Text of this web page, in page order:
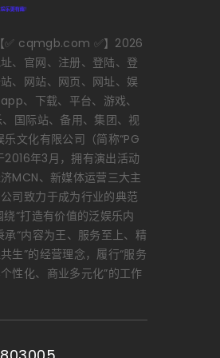
✅ cqmgb.com ✅】2026
、官网、注册、登陆、登
、网站、网页、网址、娱
、下载、平台、游戏、
国际站、备用、集团、视
乐文化有限公司（简称“PG
2016年3月，拥有演出活动
MCN、新媒体运营三大主
司致力于成为行业的典范
“打造有价值的泛娱乐内
承“内容为王、服务至上、精
生”的经营理念，履行“服务
性化、商业多元化”的工作